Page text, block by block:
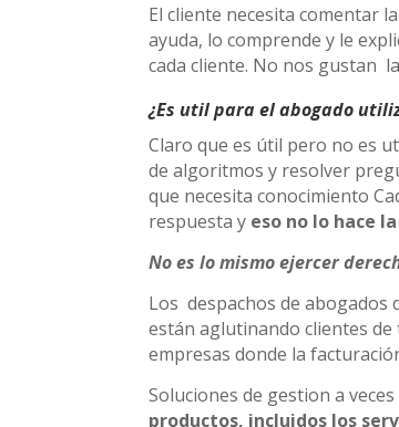
El cliente necesita comentar
ayuda, lo comprende y le
cada cliente. No nos gustan
¿Es util para el abogado
Claro que es útil pero no es
de algoritmos y resolver
que necesita conocimiento
respuesta y eso no lo hace
No es lo mismo ejercer
Los despachos de
están aglutinando clientes
empresas donde la
Soluciones de gestion a
productos, incluidos los